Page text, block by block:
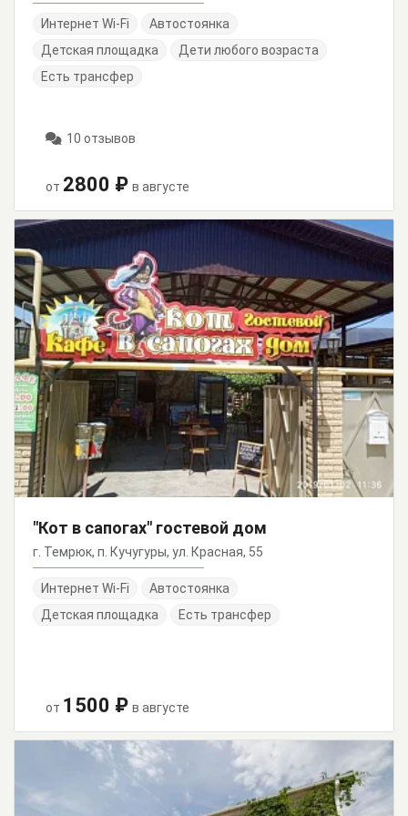
Интернет Wi-Fi
Автостоянка
Детская площадка
Дети любого возраста
Есть трансфер
10 отзывов
от 2800 ₽ в августе
"Кот в сапогах" гостевой дом
г. Темрюк, п. Кучугуры, ул. Красная, 55
Интернет Wi-Fi
Автостоянка
Детская площадка
Есть трансфер
от 1500 ₽ в августе